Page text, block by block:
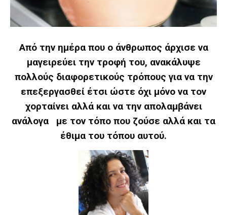
Από την ημέρα που ο άνθρωπος άρχισε να
μαγειρεύει την τροφή του, ανακάλυψε
πολλούς διαφορετικούς τρόπους για να την
επεξεργασθεί έτσι ώστε όχι μόνο να τον
χορταίνει αλλά και να την απολαμβάνει
ανάλογα με τον τόπο που ζούσε αλλά και τα
έθιμα του τόπου αυτού.